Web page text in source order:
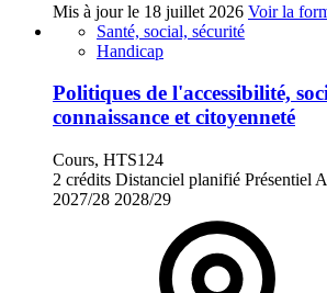
Mis à jour le 18 juillet 2026 Voir la
Santé, social, sécurité
Handicap
Politiques de l'accessibilité,
connaissance et citoyenneté
Cours, HTS124
2 crédits Distanciel planifié Présentiel
2027/28 2028/29